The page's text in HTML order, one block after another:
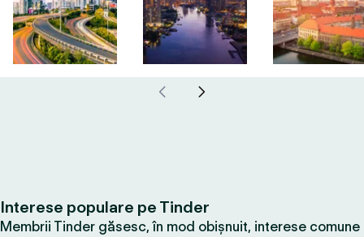
Interese populare pe Tinder
Membrii Tinder găsesc, în mod obișnuit, interese comune